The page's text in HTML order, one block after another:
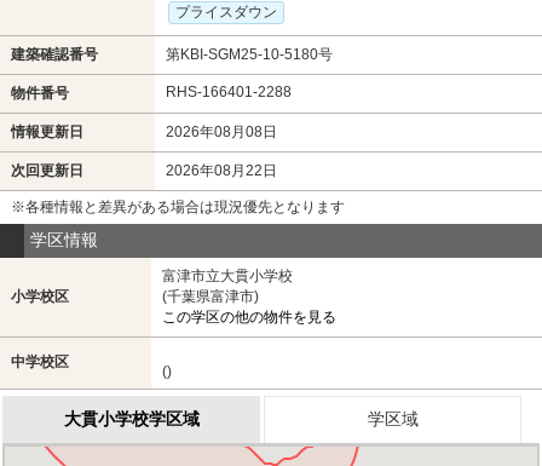
プライスダウン
建築確認番号 第KBI-SGM25-10-5180号
物件番号 RHS-166401-2288
情報更新日 2026年08月08日
次回更新日 2026年08月22日
※各種情報と差異がある場合は現況優先となります
学区情報
小学校区
富津市立大貫小学校
(千葉県富津市)
この学区の他の物件を見る
中学校区
()
大貫小学校学区域 学区域